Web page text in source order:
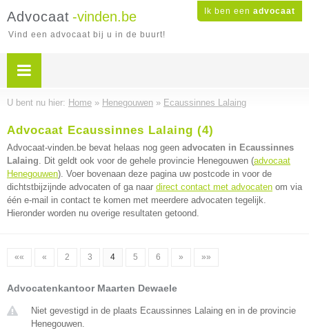
Ik ben een advocaat
Advocaat -vinden.be
Vind een advocaat bij u in de buurt!
U bent nu hier: Home » Henegouwen » Ecaussinnes Lalaing
Advocaat Ecaussinnes Lalaing (4)
Advocaat-vinden.be bevat helaas nog geen advocaten in Ecaussinnes
Lalaing. Dit geldt ook voor de gehele provincie Henegouwen (advocaat
Henegouwen). Voer bovenaan deze pagina uw postcode in voor de
dichtstbijzijnde advocaten of ga naar direct contact met advocaten om via
één e-mail in contact te komen met meerdere advocaten tegelijk.
Hieronder worden nu overige resultaten getoond.
«« « 2 3 4 5 6 » »»
Advocatenkantoor Maarten Dewaele
Niet gevestigd in de plaats Ecaussinnes Lalaing en in de provincie
Henegouwen.